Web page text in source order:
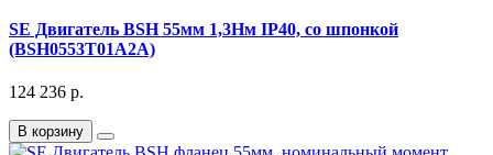
SE Двигатель BSH 55мм 1,3Нм IP40, со шпонкой
(BSH0553T01A2A)
124 236 р.
В корзину